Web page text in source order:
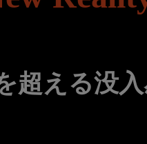
超える没